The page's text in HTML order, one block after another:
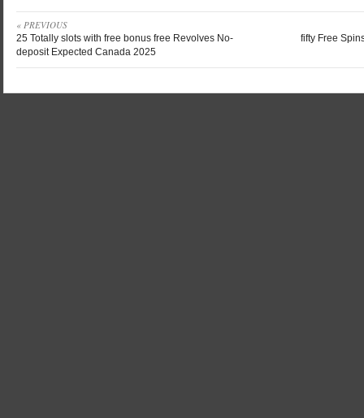
« PREVIOUS
25 Totally slots with free bonus free Revolves No-
deposit Expected Canada 2025
fifty Free